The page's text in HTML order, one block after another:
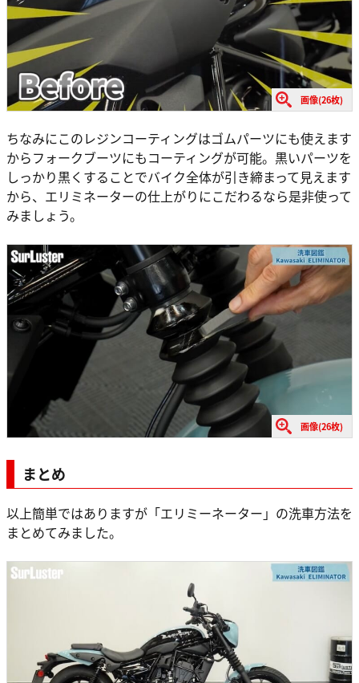
画像(26枚)
ちなみにこのレジンコーティングはゴムパーツにも使えます
からフォークブーツにもコーティングが可能。黒いパーツを
しっかり黒くすることでバイク全体が引き締まって見えます
から、エリミネーターの仕上がりにこだわるなら是非使って
みましょう。
画像(26枚)
まとめ
以上簡単ではありますが「エリミーネーター」の洗車方法を
まとめてみました。